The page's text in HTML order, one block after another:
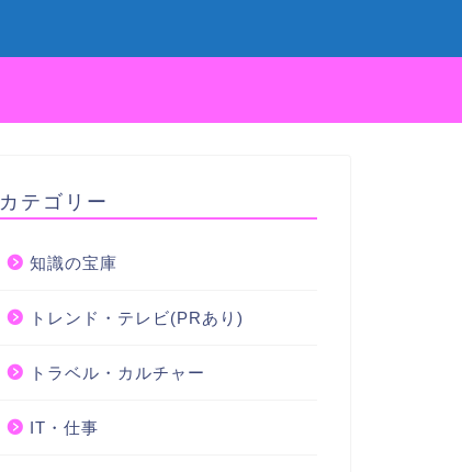
カテゴリー
知識の宝庫
トレンド・テレビ(PRあり)
トラベル・カルチャー
IT・仕事